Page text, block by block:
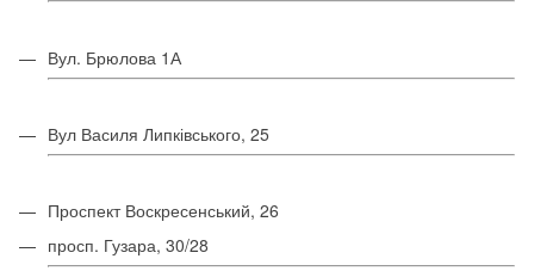
Вул. Брюлова 1А
Вул Василя Липківського, 25
Проспект Воскресенський, 26
просп. Гузара, 30/28